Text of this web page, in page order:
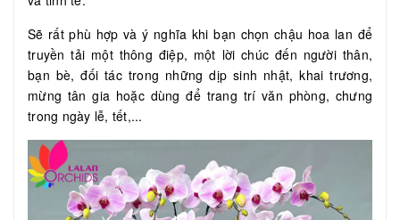
Sẽ rất phù hợp và ý nghĩa khi bạn chọn chậu hoa lan để
truyền tải một thông điệp, một lời chúc đến người thân,
bạn bè, đối tác trong những dịp sinh nhật, khai trương,
mừng tân gia hoặc dùng để trang trí văn phòng, chưng
trong ngày lễ, tết,...